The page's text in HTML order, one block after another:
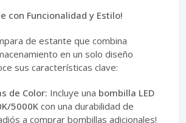
con Funcionalidad y Estilo!
de estante que combina
en un solo diseño
sus características clave:
de Color: Incluye una bombilla LED
5000Kcon una durabilidad de
a comprar bombillas adicionales!